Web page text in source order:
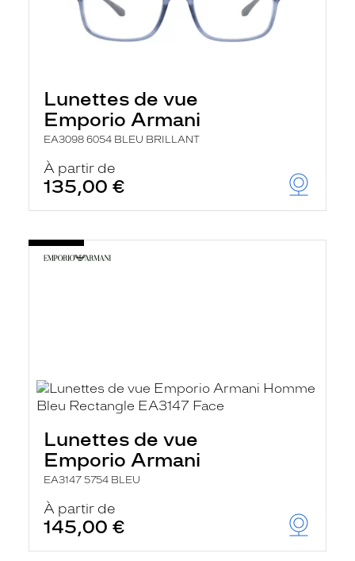
Lunettes de vue
Emporio Armani
EA3098 6054 BLEU BRILLANT
À partir de
135,00 €
Lunettes de vue
Emporio Armani
EA3147 5754 BLEU
À partir de
145,00 €